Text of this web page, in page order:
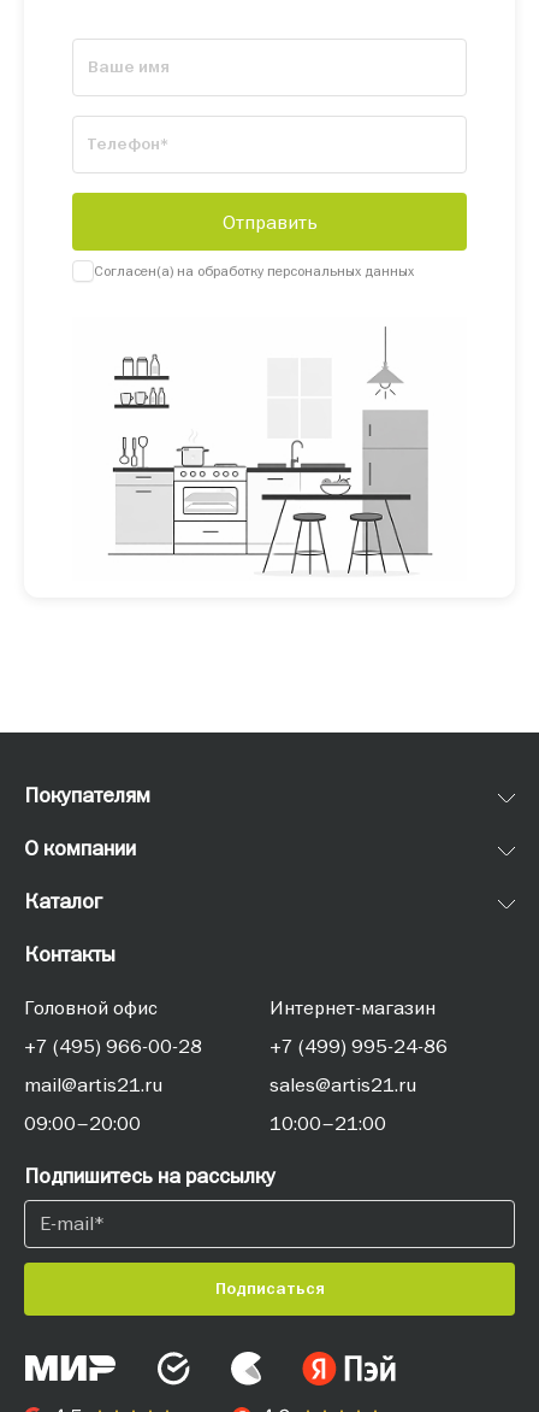
Согласен(а) на обработку персональных данных
Покупателям
О компании
Каталог
Контакты
Головной офис
+7 (495) 966-00-28
mail@artis21.ru
09:00–20:00
Интернет-магазин
+7 (499) 995-24-86
sales@artis21.ru
10:00–21:00
Подпишитесь на рассылку
Подписаться